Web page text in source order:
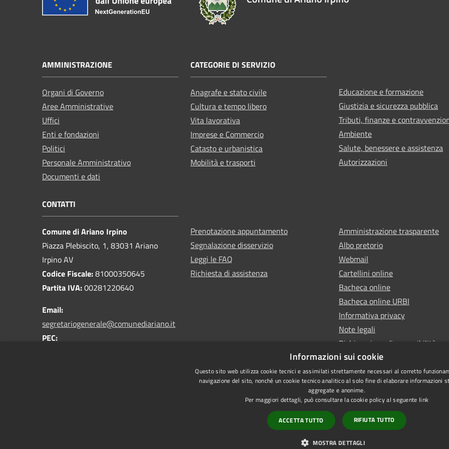
AMMINISTRAZIONE
Organi di Governo
Aree Amministrative
Uffici
Enti e fondazioni
Politici
Personale Amministrativo
Documenti e dati
CATEGORIE DI SERVIZIO
Anagrafe e stato civile
Cultura e tempo libero
Vita lavorativa
Imprese e Commercio
Catasto e urbanistica
Mobilità e trasporti
Educazione e formazione
Giustizia e sicurezza pubblica
Tributi, finanze e
Ambiente
Salute, benessere e assistenza
Autorizzazioni
CONTATTI
Comune di Ariano Irpino
Piazza Plebiscito, 1, 83031 Ariano
Irpino AV
Codice Fiscale:81000350645
Partita IVA:00281220640
Email:
segretariogenerale@comunediariano.it
PEC:
Prenotazione appuntamento
Segnalazione disservizio
Leggi le FAQ
Richiesta di assistenza
Amministrazione trasparente
Albo pretorio
Webmail
Cartellini online
Bacheca online
Bacheca online URBI
Informativa privacy
Note legali
Dichiarazione di accessibilità
Informazioni sui cookie
Questo sito web utilizza cookie tecnici e assimilati strettamente necessari al corretto
navigazione del sito, nonché un cookie tecnico analitico al solo fine di elaborare informazioni
aggregate e anonime.
Per maggiori dettagli, può consultare la cookie policy al seguente link
ACCETTA TUTTO RIFIUTA TUTTO
MOSTRA DETTAGLI